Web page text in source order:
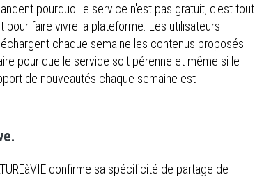
pourquoi le service n'est pas gratuit, c'est tout
faire vivre la plateforme. Les utilisateurs
chaque semaine les contenus proposés.
pour que le service soit pérenne et même si le
de nouveautés chaque semaine est
confirme sa spécificité de partage de